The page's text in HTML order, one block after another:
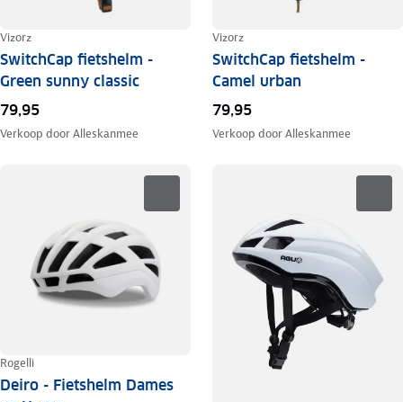
Vizorz
SwitchCap fietshelm -
Green sunny classic
79,95
Verkoop doorAlleskanmee
Vizorz
SwitchCap fietshelm -
Camel urban
79,95
Verkoop doorAlleskanmee
Rogelli
Deiro - Fietshelm Dames